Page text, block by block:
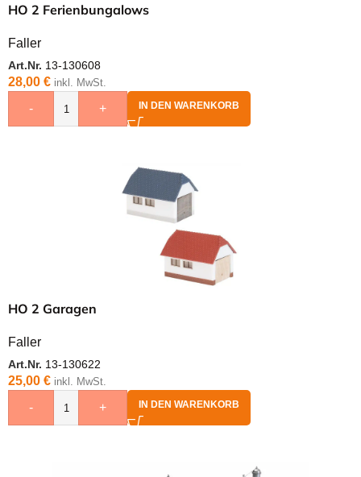
HO 2 Ferienbungalows
Faller
Art.Nr. 13-130608
28,00 € inkl. MwSt.
- + IN DEN WARENKORB
HO 2 Garagen
Faller
Art.Nr. 13-130622
25,00 € inkl. MwSt.
- + IN DEN WARENKORB